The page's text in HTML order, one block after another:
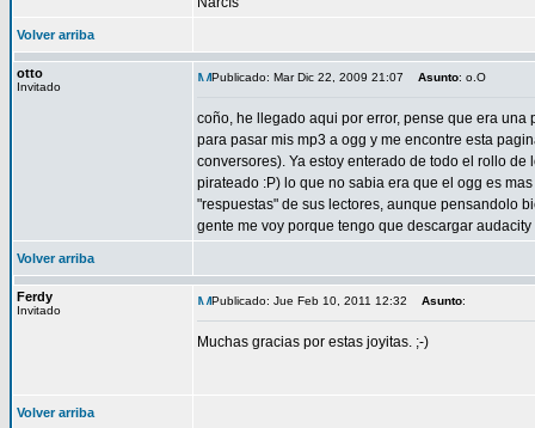
Volver arriba
otto
Invitado
Publicado: Mar Dic 22, 2009 21:07 Asunto: o.O
coño, he llegado aqui por error, pense que era
para pasar mis mp3 a ogg y me encontre esta
conversores). Ya estoy enterado de todo el rollo
pirateado :P) lo que no sabia era que el ogg es
"respuestas" de sus lectores, aunque pensandolo
gente me voy porque tengo que descargar audacity
Volver arriba
Ferdy
Invitado
Publicado: Jue Feb 10, 2011 12:32 Asunto:
Muchas gracias por estas joyitas. ;-)
Volver arriba